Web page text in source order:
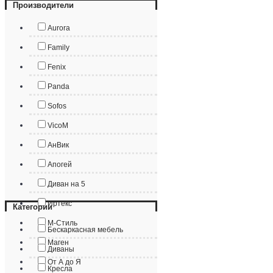
Производители
Aurora
Family
Fenix
Panda
Sofos
VicoM
АнВик
Апогей
Диван на 5
Иртекс
М-Стиль
Маген
От А до Я
Категории
Бескаркасная мебель
Диваны
Кресла